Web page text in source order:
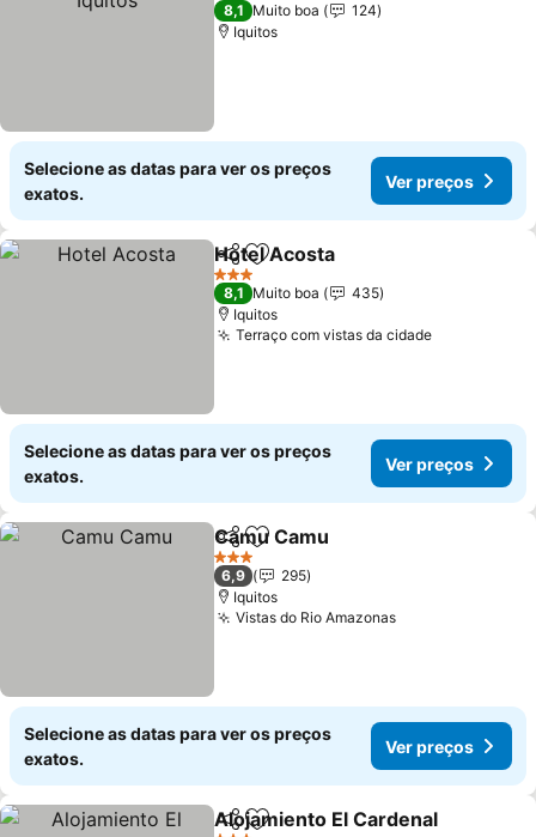
8,1 Muito boa
124
Iquitos
Selecione as datas para ver os preços
exatos.
Ver preços
PartilharAdicionar aos favoritos
Hotel Acosta
3 Estrelas
8,1 Muito boa
435
Iquitos
Terraço com vistas da cidade
Selecione as datas para ver os preços
exatos.
Ver preços
PartilharAdicionar aos favoritos
Camu Camu
3 Estrelas
6,9
295
Iquitos
Vistas do Rio Amazonas
Selecione as datas para ver os preços
exatos.
Ver preços
PartilharAdicionar aos favoritos
Alojamiento El Cardenal